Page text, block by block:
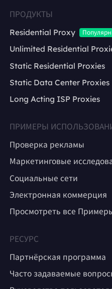
ПРОДУКТЫ
Residential Proxy
Unlimited Residential
Static Residential Proxies
Static Data Center Proxies
Long Acting ISP Proxies
ПРИМЕРЫ
Проверка рекламы
Маркетинговые
Социальные сети
Электронная коммерция
Просмотреть все
РЕСУРС
Партнёрская программа
Часто задаваемые